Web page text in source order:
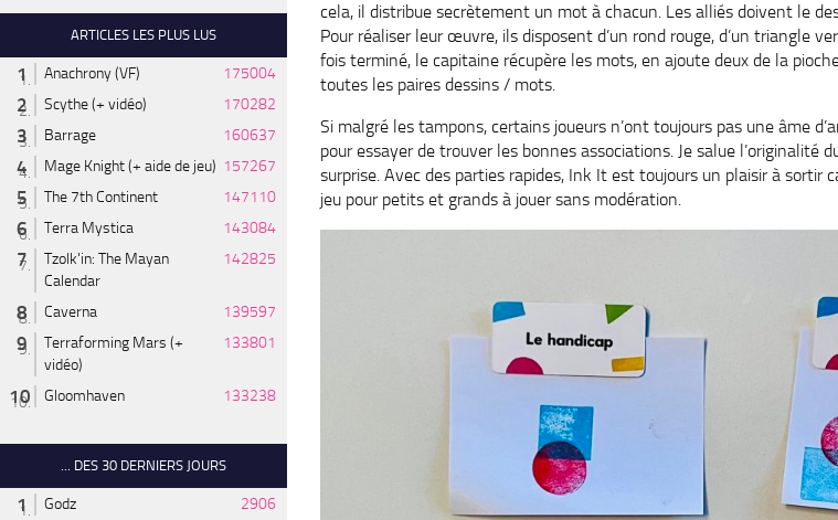
cela, il distribue secrètement un mot à chacun. Les alliés doivent le
Pour réaliser leur œuvre, ils disposent d’un rond rouge, d’un triangle
fois terminé, le capitaine récupère les mots, en ajoute deux de la
toutes les paires dessins / mots.
Si malgré les tampons, certains joueurs n’ont toujours pas une âme
pour essayer de trouver les bonnes associations. Je salue l’originalité
surprise. Avec des parties rapides, Ink It est toujours un plaisir à sortir
jeu pour petits et grands à jouer sans modération.
ARTICLES LES PLUS LUS
Anachrony (VF)
175004
Scythe (+ vidéo)
170282
Barrage
160637
Mage Knight (+ aide de jeu) 157267
The 7th Continent
147110
Terra Mystica
143084
Tzolk'in: The Mayan
Calendar
142825
Caverna
139597
Terraforming Mars (+
vidéo)
133801
Gloomhaven 133238
... DES 30 DERNIERS JOURS
Godz
2906